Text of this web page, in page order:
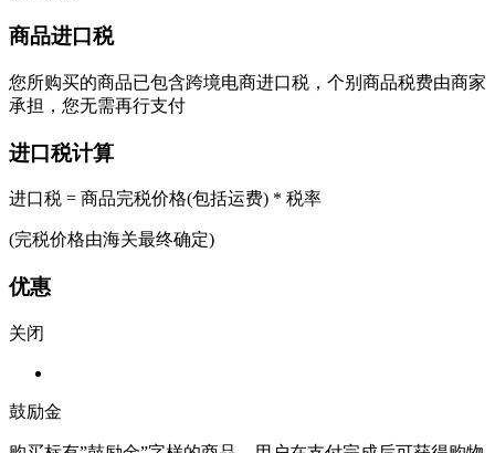
商品进口税
您所购买的商品已包含跨境电商进口税，个别商品税费由商家
承担，您无需再行支付
进口税计算
进口税 = 商品完税价格(包括运费) * 税率
(完税价格由海关最终确定)
优惠
关闭
鼓励金